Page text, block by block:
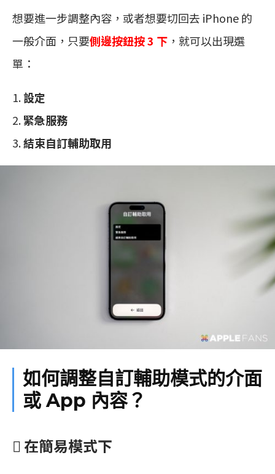
想要進一步調整內容，或者想要切回去 iPhone 的
一般介面，只要側邊按鈕按 3 下 ，就可以出現選
單：
設定
緊急服務
結束自訂輔助取用
如何調整自訂輔助模式的介面
或 App 內容？
 在簡易模式下